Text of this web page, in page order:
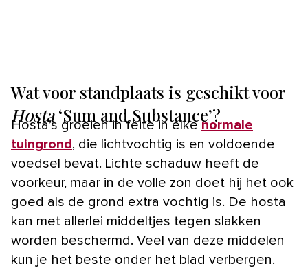
Wat voor standplaats is geschikt voor
Hosta‘Sum and Substance’?
Hosta’s groeien in feite in elke normale
tuingrond , die lichtvochtig is en voldoende
voedsel bevat. Lichte schaduw heeft de
voorkeur, maar in de volle zon doet hij het ook
goed als de grond extra vochtig is. De hosta
kan met allerlei middeltjes tegen slakken
worden beschermd. Veel van deze middelen
kun je het beste onder het blad verbergen.